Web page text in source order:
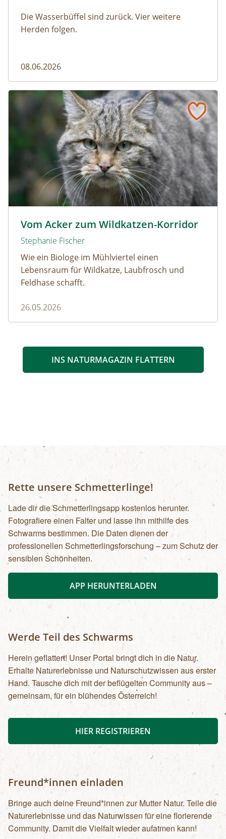
Die Wasserbüffel sind zurück. Vier weitere
Herden folgen.
08.06.2026
Vom Acker zum Wildkatzen-Korridor
Stephanie Fischer
Wie ein Biologe im Mühlviertel einen
Lebensraum für Wildkatze, Laubfrosch und
Feldhase schafft.
26.05.2026
Vom Acker zum Wildkatzen-Korridor
INS NATURMAGAZIN FLATTERN
Rette unsere Schmetterlinge!
Lade dir die Schmetterlingsapp kostenlos herunter.
Fotografiere einen Falter und lasse ihn mithilfe des
Schwarms bestimmen. Die Daten dienen der
professionellen Schmetterlingsforschung – zum Schutz der
sensiblen Schönheiten.
APP HERUNTERLADEN
Werde Teil des Schwarms
Herein geflattert! Unser Portal bringt dich in die Natur.
Erhalte Naturerlebnisse und Naturschutzwissen aus erster
Hand. Tausche dich mit der beflügelten Community aus –
gemeinsam, für ein blühendes Österreich!
HIER REGISTRIEREN
Freund*innen einladen
Bringe auch deine Freund*innen zur Mutter Natur. Teile die
Naturerlebnisse und das Naturwissen für eine florierende
Community. Damit die Vielfalt wieder aufatmen kann!